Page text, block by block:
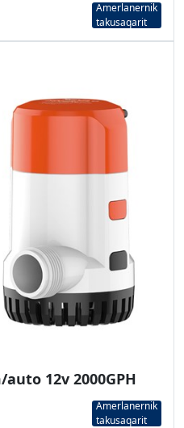
Amerlanernik
takusaqarit
12v 2000GPH
Amerlanernik
takusaqarit